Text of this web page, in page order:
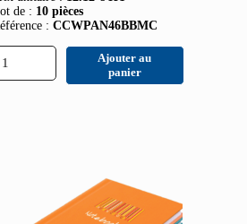
de : 10 pièces
: CCWPAN46BBMC
Ajouter au
panier